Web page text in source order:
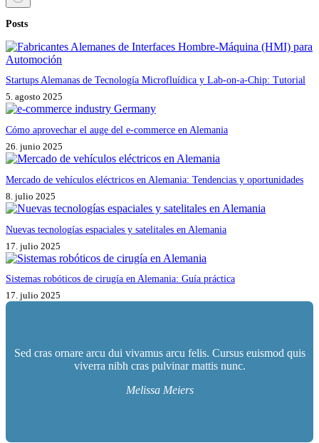
resultados
Posts
Startups Alemanas de Tecnología Microfluídica y Lab-on-a-Chip: Tutorial
5. agosto 2025
Cómo aprovechar el auge del e-commerce en Alemania
26. junio 2025
Mercado de vehículos eléctricos en Alemania: Tendencias y oportunidades
8. julio 2025
Nuevas tecnologías espaciales y satelitales en Alemania
17. julio 2025
Sistemas robóticos de cirugía en Alemania: Guía práctica
17. julio 2025
Sed cras ornare arcu dui vivamus arcu felis. Cursus euismod quis
viverra nibh cras pulvinar mattis nunc.
Melissa Meiers